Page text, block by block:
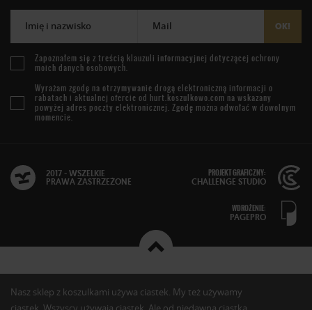
Imię i nazwisko Mail OK!
Zapoznałem się z treścią klauzuli informacyjnej dotyczącej ochrony
moich danych osobowych.
Wyrażam zgodę na otrzymywanie drogą elektroniczną informacji o
rabatach i aktualnej ofercie od hurt.koszulkowo.com na wskazany
powyżej adres poczty elektronicznej. Zgodę można odwołać w dowolnym
momencie.
2017 - WSZELKIE
PRAWA ZASTRZEŻONE
PROJEKT GRAFICZNY:
CHALLENGE STUDIO
WDROŻENIE:
PAGEPRO
Nasz sklep z koszulkami używa ciastek. My też używamy